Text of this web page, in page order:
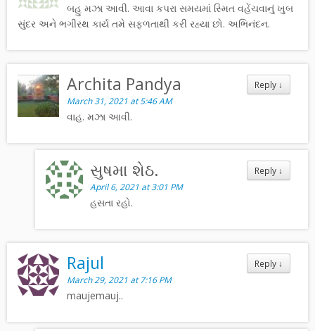
બહુ મઝા આવી. આવા કપરા સમયમાં સ્મિત વહેંચવાનું ખુબ
સુંદર અને ભગીરથ કાર્ય તમે સફળતાથી કરી રહ્યા છો. અભિનંદન.
Reply ↓
Archita Pandya
March 31, 2021 at 5:46 AM
વાહ. મઝા આવી.
Reply ↓
સુષમા શેઠ.
April 6, 2021 at 3:01 PM
હસતા રહો.
Reply ↓
Rajul
March 29, 2021 at 7:16 PM
maujemauj..